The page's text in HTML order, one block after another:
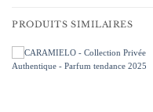
PRODUITS SIMILAIRES